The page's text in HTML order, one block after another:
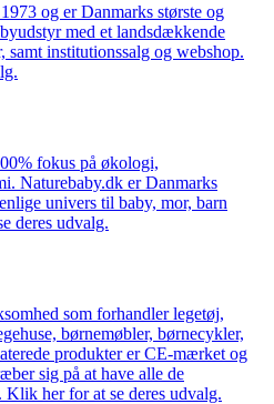
og er Danmarks største og
med et landsdækkende
institutionssalg og webshop.
fokus på økologi,
Naturebaby.dk er Danmarks
univers til baby, mor, barn
deres udvalg.
som forhandler legetøj,
børnemøbler, børnecykler,
produkter er CE-mærket og
sig på at have alle de
her for at se deres udvalg.